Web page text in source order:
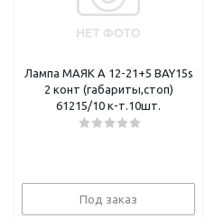
Лампа МАЯК А 12-21+5 BAY15s
2 конт (габариты,стоп)
61215/10 к-т.10шт.
Под заказ